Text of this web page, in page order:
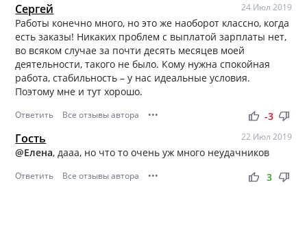
Сергей 24 Июл 2019
Работы конечно много, но это же наоборот классно, когда
есть заказы! Никаких проблем с выплатой зарплаты нет,
во всяком случае за почти десять месяцев моей
деятельности, такого не было. Кому нужна спокойная
работа, стабильность – у нас идеальные условия.
Поэтому мне и тут хорошо.
Ответить Все отзывы автора ••• thumb_up thumb_down
-3
Гость 22 Июл 2019
@Елена, дааа, но что то очень уж много неудачников
Ответить Все отзывы автора ••• thumb_up thumb_down
3